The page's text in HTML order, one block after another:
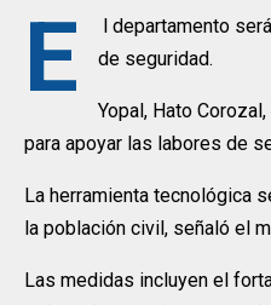
E
l departamento
de seguridad.
Yopal, Hato
para apoyar las labores de
La herramienta tecnológica
la población civil, señaló el
Las medidas incluyen el